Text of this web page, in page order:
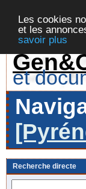
Les cookies
et les
savoir plus
et
Recherche directe